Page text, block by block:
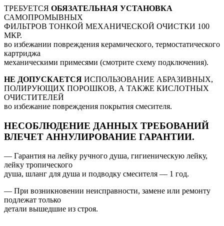
ТРЕБУЕТСЯ ОБЯЗАТЕЛЬНАЯ УСТАНОВКА
САМОПРОМЫВНЫХ
ФИЛЬТРОВ ТОНКОЙ МЕХАНИЧЕСКОЙ ОЧИСТКИ 100
МКР.
во избежании повреждения керамического, термостатического
картриджа
механическими примесями (смотрите схему подключения).
НЕ ДОПУСКАЕТСЯ ИСПОЛЬЗОВАНИЕ АБРАЗИВНЫХ,
ПОЛИРУЮЩИХ ПОРОШКОВ, А ТАКЖЕ КИСЛОТНЫХ
ОЧИСТИТЕЛЕЙ
во избежание повреждения покрытия смесителя.
НЕСОБЛЮДЕНИЕ ДАННЫХ ТРЕБОВАНИЙ
ВЛЕЧЕТ АННУЛИРОВАНИЕ ГАРАНТИИ.
— Гарантия на лейку ручного душа, гигиеническую лейку,
лейку тропического
душа, шланг для душа и подводку смесителя — 1 год.
— При возникновении неисправности, замене или ремонту
подлежат только
детали вышедшие из строя.